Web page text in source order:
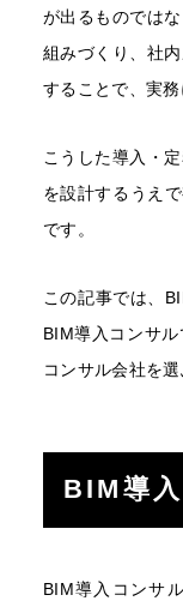
が出るものでは
組みづくり、社
することで、実務
こうした導入・
を設計するうえで
です。
この記事では、
BIM導入コンサル
コンサル会社を
BIM導
BIM導入コンサ